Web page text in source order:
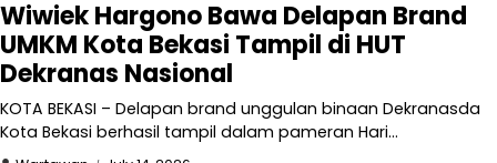
Wiwiek Hargono Bawa Delapan Brand
UMKM Kota Bekasi Tampil di HUT
Dekranas Nasional
KOTA BEKASI – Delapan brand unggulan binaan Dekranasda
Kota Bekasi berhasil tampil dalam pameran Hari…